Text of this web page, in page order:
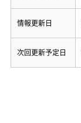
情報更新日
次回更新予定日